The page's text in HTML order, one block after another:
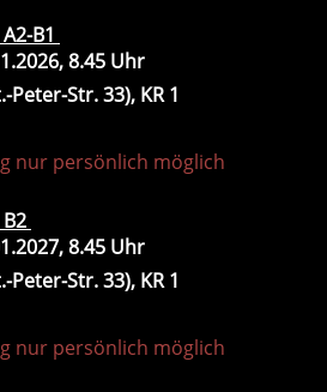
B1
8.45 Uhr
Peter-Str. 33), KR 1
nur persönlich möglich
8.45 Uhr
Peter-Str. 33), KR 1
nur persönlich möglich